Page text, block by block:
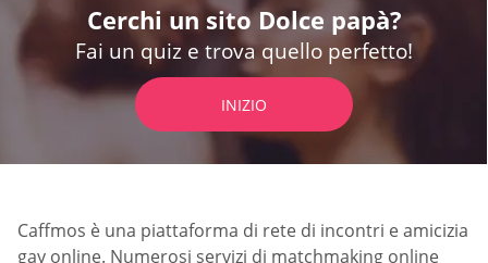
Cerchi un sito Dolce papà?
Fai un quiz e trova quello perfetto!
INIZIO
Caffmos è una piattaforma di rete di incontri e amicizia
gay online. Numerosi servizi di matchmaking online